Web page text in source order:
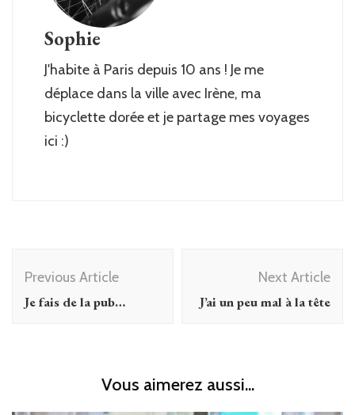
Sophie
J'habite à Paris depuis 10 ans ! Je me
déplace dans la ville avec Irène, ma
bicyclette dorée et je partage mes voyages
ici :)
Navigation
Previous Article
Je fais de la pub…
Next Article
J’ai un peu mal à la tête
Vous aimerez aussi...